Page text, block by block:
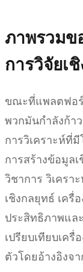
ภาพรวมข
การวิจัยเ
ขณะที่แพลตฟอร์
พวกมันกำลังก้า
การวิเคราะห์ที่
การสร้างข้อมูล
วิชาการ วิเครา
เชิงกลยุทธ์ เครื่
ประสิทธิภาพแล
เปรียบเทียบเครื่
ตัวโดยอ้างอิงจ